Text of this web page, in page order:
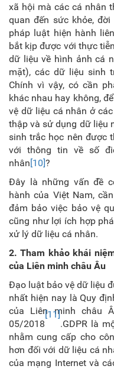
xã hội mà các cá nhân
quan đến sức khỏe,
pháp luật hiện hành
bắt kịp được với thực
dữ liệu về hình ảnh cá
mặt), các dữ liệu sinh
Chính vì vậy, có cần
khác nhau hay không,
vệ dữ liệu cá nhân ở
thập và sử dụng dữ liệu
sinh trắc học nên được
với thông tin về số
nhân[10]?
Đây là những vấn đề
hành của Việt Nam,
đảm bảo việc bảo vệ
cũng như lợi ích hợp
xử lý dữ liệu cá nhân.
2. Tham khảo khái
của Liên minh châu Âu
Đạo luật bảo vệ dữ liệu
nhất hiện nay là Quy
của Liên minh châu
05/2018
[11]
.GDPR là
nhằm cung cấp cho
hơn đối với dữ liệu cá
của mạng Internet và